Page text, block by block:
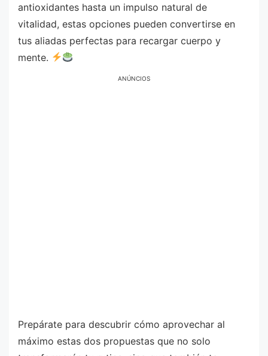
antioxidantes hasta un impulso natural de
vitalidad, estas opciones pueden convertirse en
tus aliadas perfectas para recargar cuerpo y
mente.
ANÚNCIOS
Prepárate para descubrir cómo aprovechar al
máximo estas dos propuestas que no solo